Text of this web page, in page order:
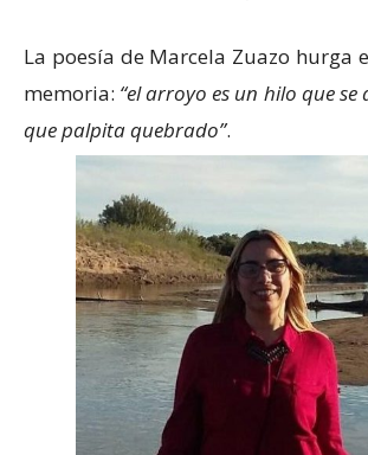
La poesía de Marcela Zuazo hurga
memoria: “el arroyo es un hilo que
que palpita quebrado”.